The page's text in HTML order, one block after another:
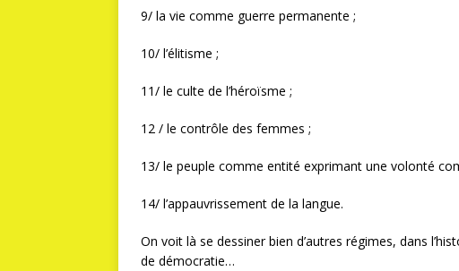
9/ la vie comme guerre permanente ;
10/ l’élitisme ;
11/ le culte de l’héroïsme ;
12 / le contrôle des femmes ;
13/ le peuple comme entité exprimant une volonté
14/ l’appauvrissement de la langue.
On voit là se dessiner bien d’autres régimes, dans
de démocratie…